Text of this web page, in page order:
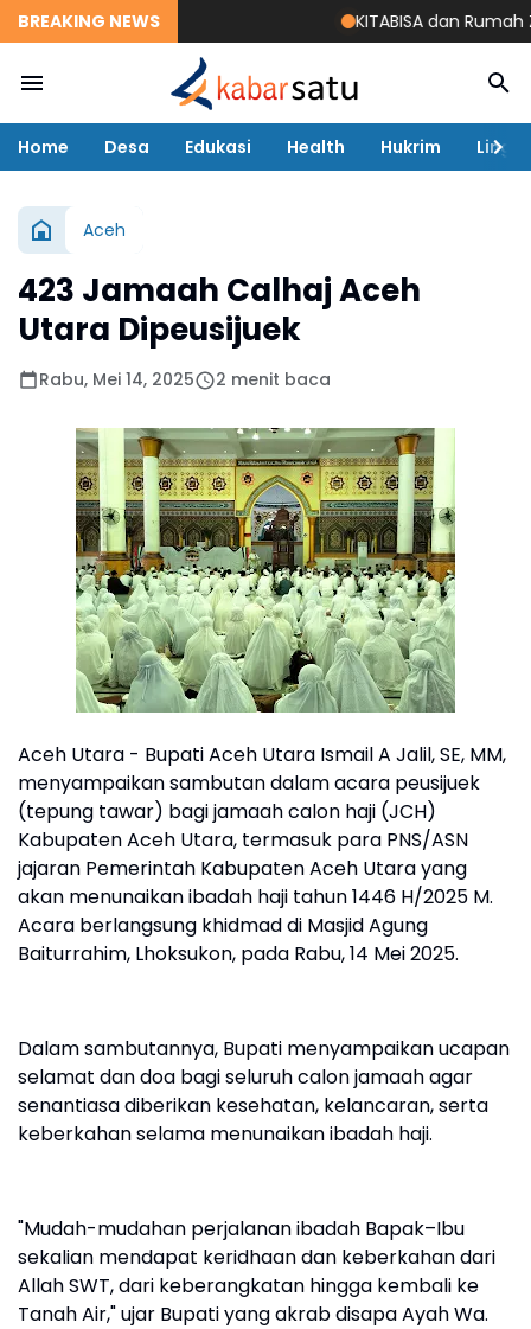
BREAKING NEWS KITABISA dan Rumah
Home Desa Edukasi Health Hukrim
Aceh
423 Jamaah Calhaj Aceh
Utara Dipeusijuek
Rabu, Mei 14, 2025 2 menit baca
Aceh Utara - Bupati Aceh Utara Ismail A Jalil, SE, MM,
menyampaikan sambutan dalam acara peusijuek
(tepung tawar) bagi jamaah calon haji (JCH)
Kabupaten Aceh Utara, termasuk para PNS/ASN
jajaran Pemerintah Kabupaten Aceh Utara yang
akan menunaikan ibadah haji tahun 1446 H/2025 M.
Acara berlangsung khidmad di Masjid Agung
Baiturrahim, Lhoksukon, pada Rabu, 14 Mei 2025.
Dalam sambutannya, Bupati menyampaikan ucapan
selamat dan doa bagi seluruh calon jamaah agar
senantiasa diberikan kesehatan, kelancaran, serta
keberkahan selama menunaikan ibadah haji.
"Mudah-mudahan perjalanan ibadah Bapak–Ibu
sekalian mendapat keridhaan dan keberkahan dari
Allah SWT, dari keberangkatan hingga kembali ke
Tanah Air," ujar Bupati yang akrab disapa Ayah Wa.